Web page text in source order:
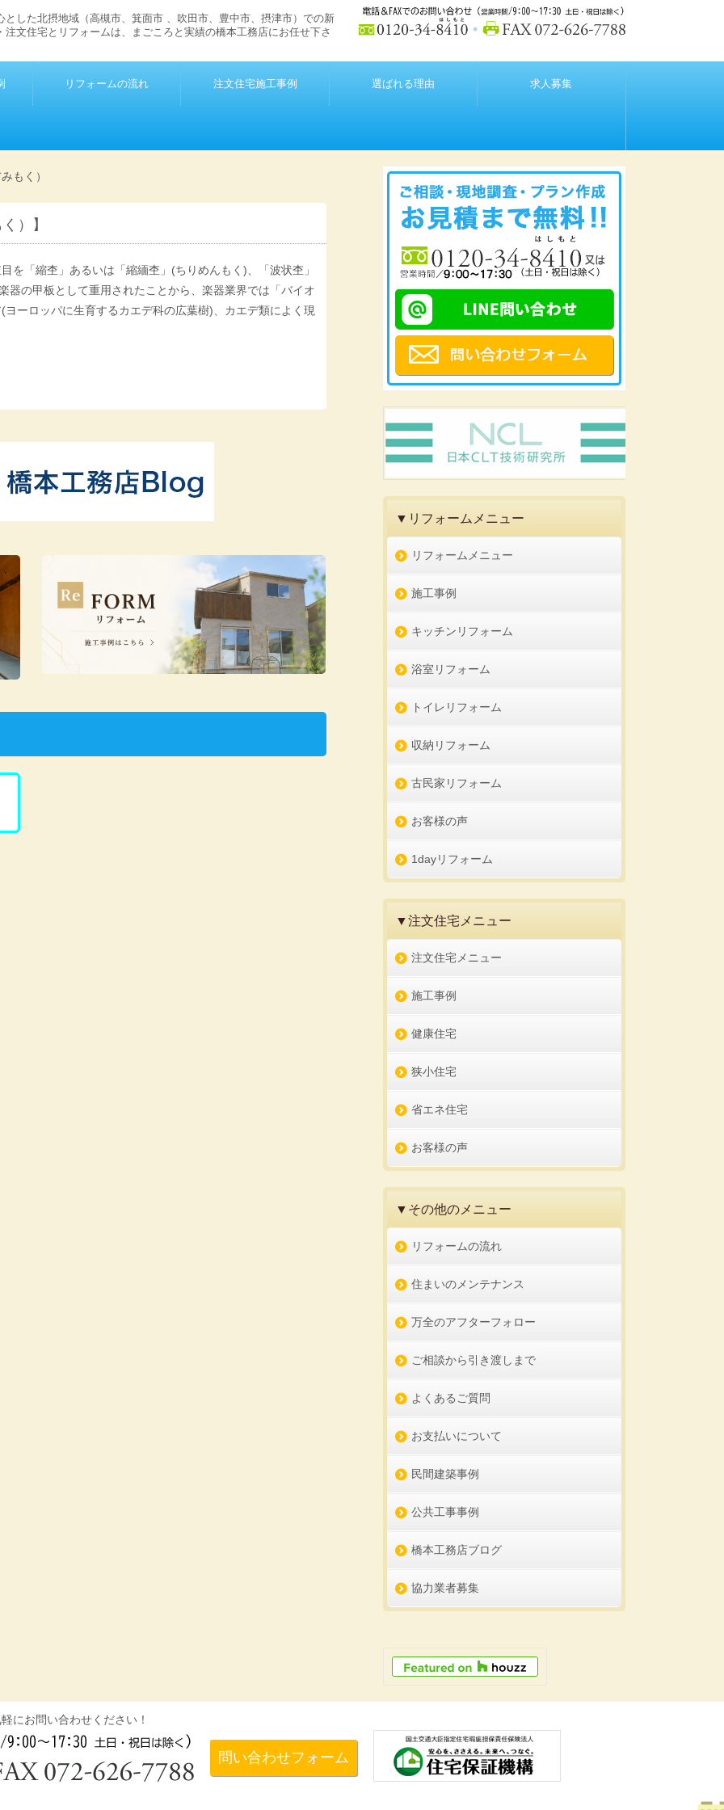
とした北摂地域（高槻市、箕面市 、吹田市、豊中市、摂津市）での新
注文住宅とリフォームは、まごころと実績の橋本工務店にお任せ下さ
リフォームの流れ 注文住宅施工事例 選ばれる理由 求人募集
もく）
）】
を「縮杢」あるいは「縮緬杢」(ちりめんもく)、「波状杢」
器の甲板として重用されたことから、楽器業界では「バイオ
ーロッパに生育するカエデ科の広葉樹)、カエデ類によく現
▼リフォームメニュー
リフォームメニュー
施工事例
キッチンリフォーム
浴室リフォーム
トイレリフォーム
収納リフォーム
古民家リフォーム
お客様の声
1dayリフォーム
▼注文住宅メニュー
注文住宅メニュー
施工事例
健康住宅
狭小住宅
省エネ住宅
お客様の声
▼その他のメニュー
リフォームの流れ
住まいのメンテナンス
万全のアフターフォロー
ご相談から引き渡しまで
よくあるご質問
お支払いについて
民間建築事例
公共工事事例
橋本工務店ブログ
協力業者募集
にお問い合わせください！
問い合わせフォーム